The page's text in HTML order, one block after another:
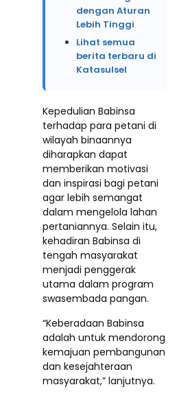
dengan Aturan
Lebih Tinggi
Lihat semua
berita terbaru di
Katasulsel
Kepedulian Babinsa
terhadap para petani di
wilayah binaannya
diharapkan dapat
memberikan motivasi
dan inspirasi bagi petani
agar lebih semangat
dalam mengelola lahan
pertaniannya. Selain itu,
kehadiran Babinsa di
tengah masyarakat
menjadi penggerak
utama dalam program
swasembada pangan.
“Keberadaan Babinsa
adalah untuk mendorong
kemajuan pembangunan
dan kesejahteraan
masyarakat,” lanjutnya.